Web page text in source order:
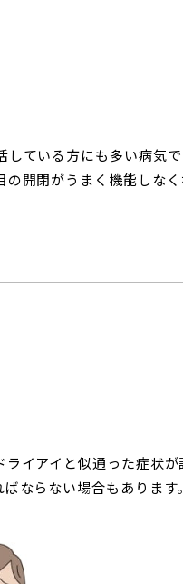
ている方にも多い病気で
開閉がうまく機能しなく
イアイと似通った症状が
ならない場合もあります